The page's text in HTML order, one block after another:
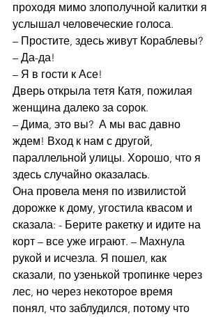
проходя мимо злополучной калитки я
услышал человеческие голоса.
– Простите, здесь живут Кораблевы?
– Да-да!
– Я в гости к Асе!
Дверь открыла тетя Катя, пожилая
женщина далеко за сорок.
– Дима, это вы?  А мы вас давно
ждем! Вход к нам с другой,
параллельной улицы. Хорошо, что я
здесь случайно оказалась.
Она провела меня по извилистой
дорожке к дому, угостила квасом и
сказала: - Берите ракетку и идите на
корт – все уже играют. – Махнула
рукой и исчезла. Я пошел, как
сказали, по узенькой тропинке через
лес, но через некоторое время
понял, что заблудился, потому что